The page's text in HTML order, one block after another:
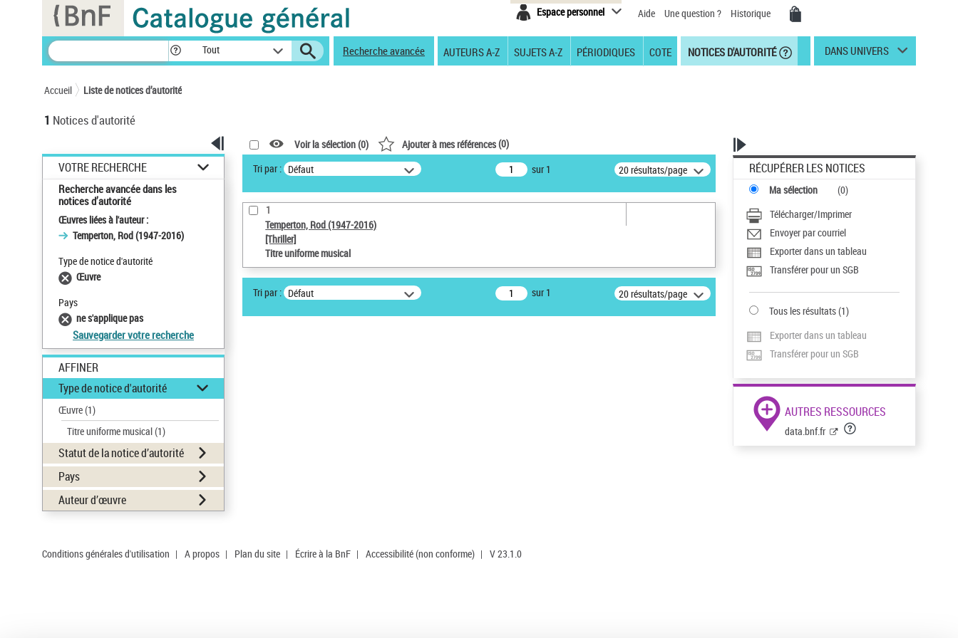
Espace personnel Aide Une question ? Historique
Tout Recherche avancée AUTEURS A-Z SUJETS A-Z PÉRIODIQUES COTE NOTICES D'AUTORITÉ DANS UNIVERS
Accueil Liste de notices d’autorité
1 Notices d'autorité
VOTRE RECHERCHE
Recherche avancée dans les
notices d’autorité
Œuvres liées à l'auteur :
Temperton, Rod (1947-2016)
Type de notice d'autorité
Œuvre
Pays
ne s'applique pas
Sauvegarder votre recherche
AFFINER
Type de notice d'autorité
Œuvre(1)
Titre uniforme musical(1)
Statut de la notice d’autorité
Pays
Auteur d’œuvre
Voir la sélection (0) Ajouter à mes références(0)
Tri par : Défaut sur 1 20 résultats/page
1
Temperton, Rod (1947-2016)
[Thriller]
Titre uniforme musical
Tri par : Défaut sur 1 20 résultats/page
RÉCUPÉRER LES NOTICES
Ma sélection (0)
Télécharger/Imprimer
Envoyer par courriel
Exporter dans un tableau
Transférer pour un SGB
Tous les résultats(1)
Exporter dans un tableau
Transférer pour un SGB
AUTRES RESSOURCES
data.bnf.fr
Conditions générales d'utilisation | A propos | Plan du site | Écrire à la BnF | Accessibilité (non conforme) | V 23.1.0
Panneau de gestion des cookies